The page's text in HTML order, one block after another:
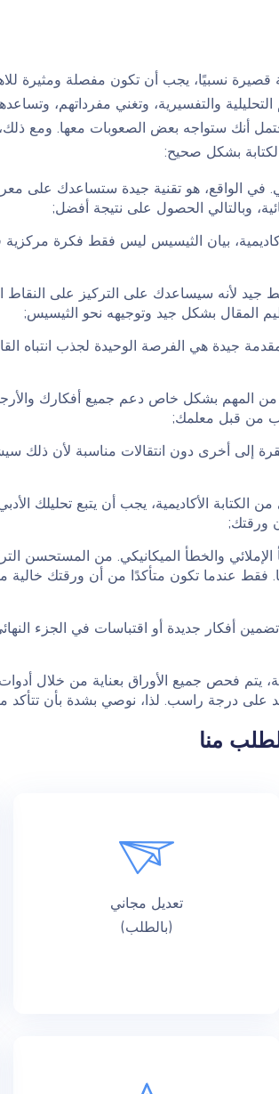
قصيرة نسبيًا، يجب أن تكون مفصلة ومثيرة
التحليلية والتفسيرية، وتغني مفرداتهم،
أنك ستواجه بعض الصعوبات معها. ومع ذلك،
بشكل صحيح:
في الواقع، هو تقنية جيدة ستساعدك على
وبالتالي الحصول على نتيجة أفضل;
بيان الثيسيس ليس فقط فكرة
لأنه سيساعدك على التركيز على النقاط
المقال بشكل جيد وتوجيهه نحو الثيسيس;
جيدة هي الفرصة الوحيدة لجذب انتباه
من المهم بشكل خاص دعم جميع أفكارك
من قبل معلمك;
إلى أخرى دون انتقالات مناسبة لأن ذلك
الأكاديمية، يجب أن يتبع تحليلك
ورقتك;
والخطأ الميكانيكي. من المستحسن
فقط عندما تكون متأكدًا من أن ورقتك
أفكار جديدة أو اقتباسات في الجزء
على درجة راسب. لذا، نوصي بشدة بأن تتأكد
منا
تعديل مجاني
(بالطلب)